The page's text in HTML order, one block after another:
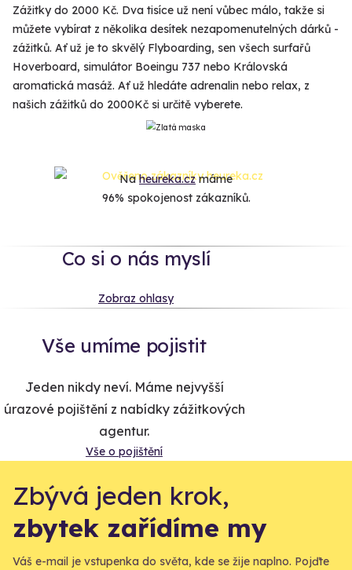
Zážitky do 2000 Kč. Dva tisíce už není vůbec málo, takže si
můžete vybírat z několika desítek nezapomenutelných dárků -
zážitků. Ať už je to skvělý Flyboarding, sen všech surfařů
Hoverboard, simulátor Boeingu 737 nebo Královská
aromatická masáž. Ať už hledáte adrenalin nebo relax, z
našich zážitků do 2000Kč si určitě vyberete.
Naheureka.czmáme
96% spokojenost zákazníků.
Co si o nás myslí
Zobraz ohlasy
Vše umíme pojistit
Jeden nikdy neví. Máme nejvyšší
úrazové pojištění z nabídky zážitkových
agentur.
Vše o pojištění
Zbývá jeden krok,
zbytek zařídíme my
Váš e-mail je vstupenka do světa, kde se žije naplno. Pojďte